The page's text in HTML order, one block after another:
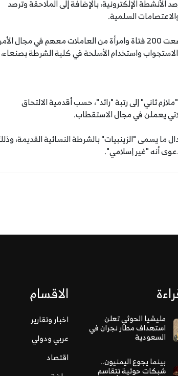
الأنشطة الإلكترونية، بالإضافة إلى الملاحقة وترصد
السلمية.
وذكرت مصادر أمنية في صنعاء، أن ميليشيات الحوثي، أخضعت 200 فتاة وامرأة من العاملات معهم في مجال
واستخدام الأسلحة في كلية الشرطة بصنعاء،
ثاني" إلى رتبة "رائد"، حسب أقدمية الالتحاق
يعملن في مجال الاستقطاب.
ما يسمى "الزينبيات" بالشرطة النسائية القديمة،
أنه "غير إسلامي".
مليشيا الحوثي تعلن
استهداف مطار نجران في
السعودية
بينما يجوع اليمنيون..
شبكات حوثية تتقاسم
الاقسام
اخبار وتقارير
عربي ودولي
اقتصاد